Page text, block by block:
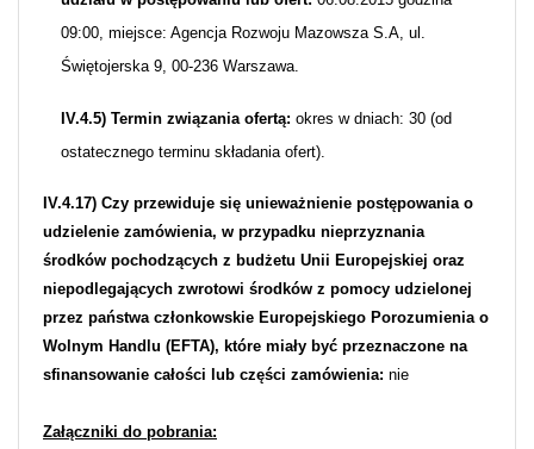
09:00, miejsce: Agencja Rozwoju Mazowsza S.A, ul.
Świętojerska 9, 00-236 Warszawa.
IV.4.5) Termin związania ofertą: okres w dniach: 30 (od
ostatecznego terminu składania ofert).
IV.4.17) Czy przewiduje się unieważnienie postępowania o
udzielenie zamówienia, w przypadku nieprzyznania
środków pochodzących z budżetu Unii Europejskiej oraz
niepodlegających zwrotowi środków z pomocy udzielonej
przez państwa członkowskie Europejskiego Porozumienia o
Wolnym Handlu (EFTA), które miały być przeznaczone na
sfinansowanie całości lub części zamówienia: nie
Załączniki do pobrania: